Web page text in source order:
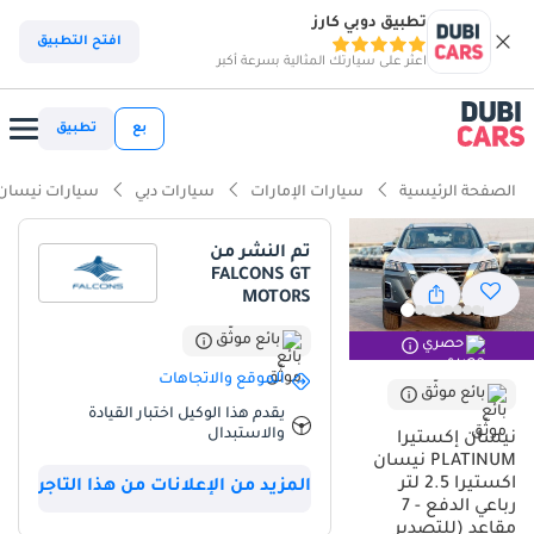
تطبيق دوبي كارز
اعثر على سيارتك المثالية بسرعة أكبر
افتح التطبيق
بع تطبيق
الصفحة الرئيسية سيارات الإمارات سيارات دبي سيارات
حصري
بائع موثّق
نيسان إكستيرا
PLATINUM نيسان
اكستيرا 2.5 لتر
رباعي الدفع - 7
تم النشر من
FALCONS GT
MOTORS
بائع موثّق
الموقع والاتجاهات
يقدم هذا الوكيل اختبار القيادة
والاستبدال
المزيد من الإعلانات من هذا التاجر
ذكاء دوبي كارز
ذكاء دوبيكارز
مصمم خصيصًا للطرق الوعرة
سعة 7 مقاعد أو أكثر مع مقاعد الكابتن
أقل معدل استهلاك في فئته
ملخص
لامتلاك سيارة من أحدث طرازات العام بمواصفات مميزة قلّما تجدها في
السوق الإقليمية. وباعتبارها فئة بلاتينيوم، فهي تتميز بتصميم داخلي
وخارجي أكثر فخامةً من الفئات القياسية، مما يجعلها خيارًا عمليًا ومتعدد